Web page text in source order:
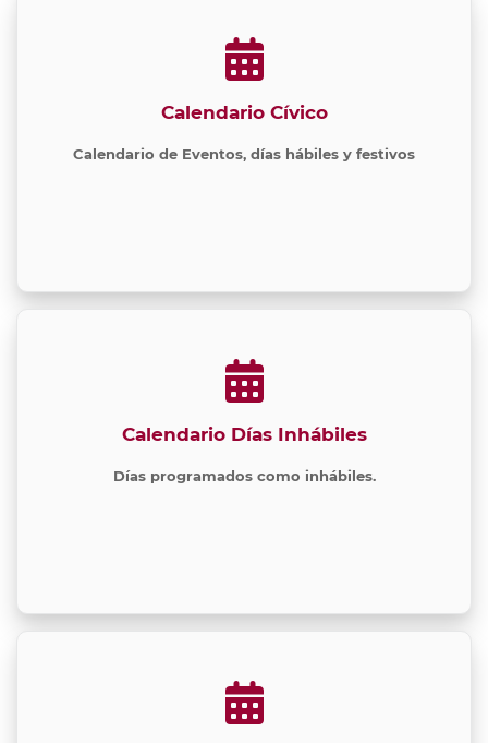
Calendario Cívico
Calendario de Eventos, días hábiles y festivos
Calendario Días Inhábiles
Días programados como inhábiles.